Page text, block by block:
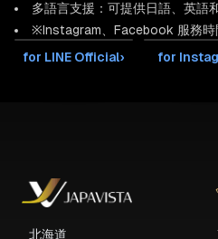
多語言支援：可提供日語、英語
※Instagram、Facebook 服務
for LINE Official› for
北海道